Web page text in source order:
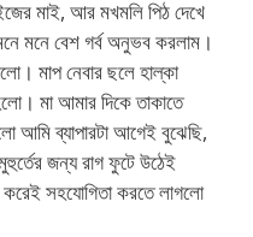
মাই, আর মখমলি পিঠ দেখে
মনে বেশ গর্ব অনুভব করলাম।
মাপ নেবার ছলে হাল্কা
মা আমার দিকে তাকাতে
আমি ব্যাপারটা আগেই বুঝেছি,
জন্য রাগ ফুটে উঠেই
সহযোগিতা করতে লাগলো